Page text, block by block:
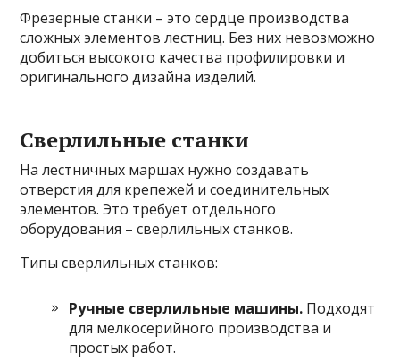
Фрезерные станки – это сердце производства
сложных элементов лестниц. Без них невозможно
добиться высокого качества профилировки и
оригинального дизайна изделий.
Сверлильные станки
На лестничных маршах нужно создавать
отверстия для крепежей и соединительных
элементов. Это требует отдельного
оборудования – сверлильных станков.
Типы сверлильных станков:
Ручные сверлильные машины. Подходят
для мелкосерийного производства и
простых работ.